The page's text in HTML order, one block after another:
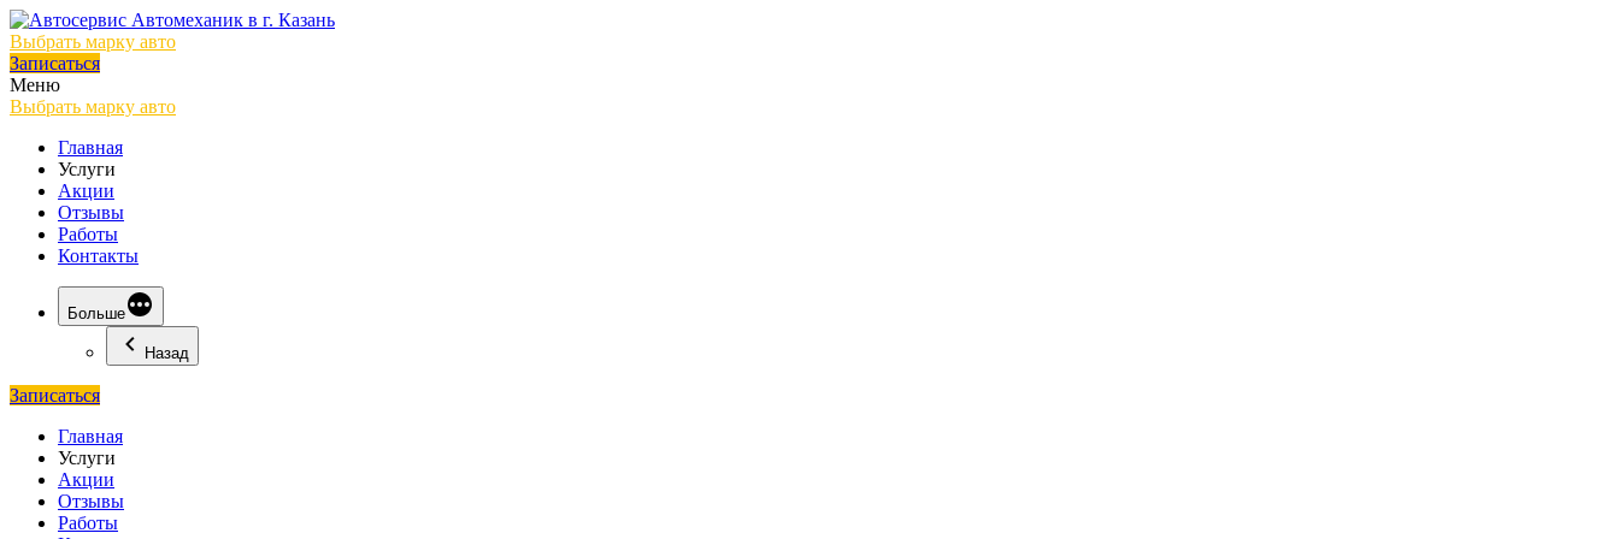
Выбрать марку авто
Записаться
Меню
Выбрать марку авто
Главная
Услуги
Акции
Отзывы
Работы
Контакты
Больше
Назад
Записаться
Главная
Услуги
Акции
Отзывы
Работы